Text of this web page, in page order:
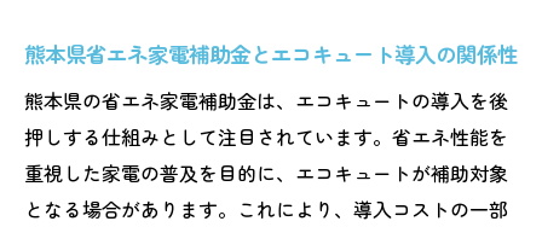
充実
熊本市の2025年エコキュート補助金申請ポイン
ト
熊本市のエコキュート補助金申請手順を徹
底解説
熊本県省エネ家電補助金とエコキュート導入の関係性
熊本県の省エネ家電補助金は、エコキュートの導入を後
押しする仕組みとして注目されています。省エネ性能を
重視した家電の普及を目的に、エコキュートが補助対象
となる場合があります。これにより、導入コストの一部